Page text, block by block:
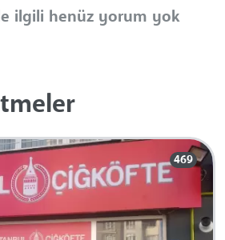
ilgili henüz yorum yok
469